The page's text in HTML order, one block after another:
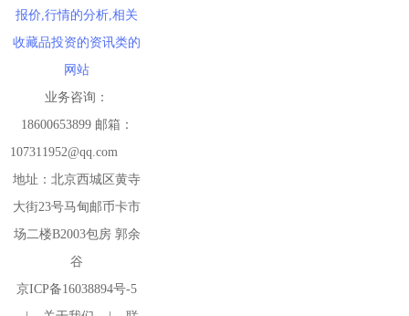
报价,行情的分析,相关
收藏品投资的资讯类的
网站
业务咨询：
18600653899 邮箱：
107311952@qq.com
地址：北京西城区黄寺
大街23号马甸邮币卡市
场二楼B2003包房 郭余
谷
京ICP备16038894号-5